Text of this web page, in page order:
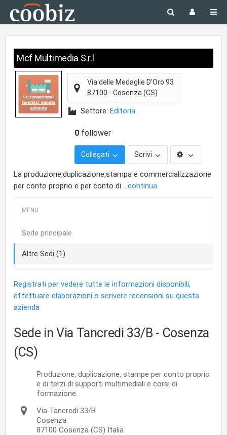
Mcf Multimedia S.r.l
Via delle Medaglie D'Oro 93
87100 - Cosenza (CS)
Settore: Editoria
0 follower
Collegati Scrivi
La produzione,duplicazione,stampa e commercializzazione
per conto proprio e per conto di ...continua
Sede principale
Altre Sedi (1)
Registrati per vedere tutte le informazioni disponibili,
effettuare elaborazioni o scrivere recensioni su questa
azienda
Sede in Via Tancredi 33/B - Cosenza
(CS)
Produzione, duplicazione, stampe per conto proprio
e di terzi di supporti multimediali e corsi di
formazione.
Via Tancredi 33/B
Cosenza
87100 Cosenza (CS) Italia